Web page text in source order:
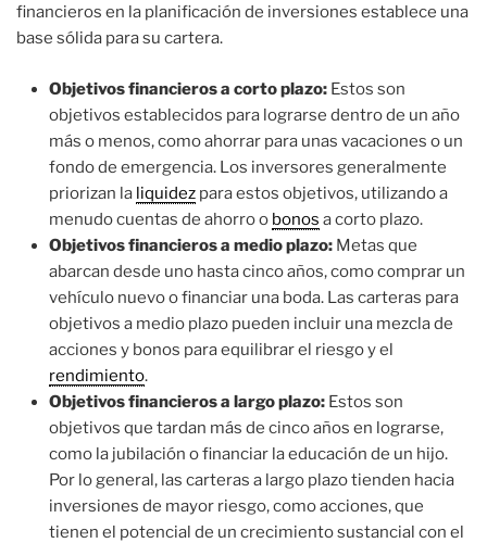
financieros en la planificación de inversiones establece una
base sólida para su cartera.
Objetivos financieros a corto plazo: Estos son
objetivos establecidos para lograrse dentro de un año
más o menos, como ahorrar para unas vacaciones o un
fondo de emergencia. Los inversores generalmente
priorizan la liquidez para estos objetivos, utilizando a
menudo cuentas de ahorro o bonos a corto plazo.
Objetivos financieros a medio plazo: Metas que
abarcan desde uno hasta cinco años, como comprar un
vehículo nuevo o financiar una boda. Las carteras para
objetivos a medio plazo pueden incluir una mezcla de
acciones y bonos para equilibrar el riesgo y el
rendimiento.
Objetivos financieros a largo plazo: Estos son
objetivos que tardan más de cinco años en lograrse,
como la jubilación o financiar la educación de un hijo.
Por lo general, las carteras a largo plazo tienden hacia
inversiones de mayor riesgo, como acciones, que
tienen el potencial de un crecimiento sustancial con el